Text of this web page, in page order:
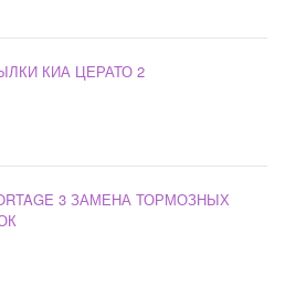
КИА ЦЕРАТО 2
3 ЗАМЕНА ТОРМОЗНЫХ